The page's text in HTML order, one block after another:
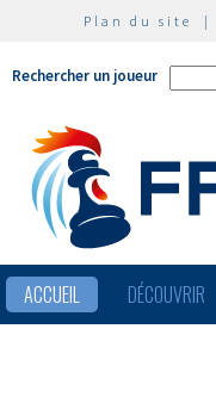
Plan du site |
Rechercher un joueur
ACCUEIL DÉCOUVRIR